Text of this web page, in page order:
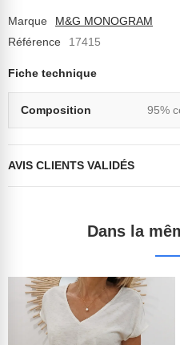
Marque
M&G MONOGRAM
Référence
17415
Fiche technique
Composition 95%
AVIS CLIENTS VALIDÉS
Dans la